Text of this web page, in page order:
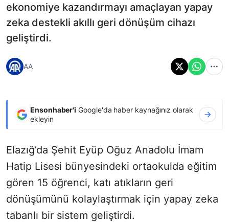
ekonomiye kazandırmayı amaçlayan yapay
zeka destekli akıllı geri dönüşüm cihazı
geliştirdi.
AA
Ensonhaber'i Google'da haber kaynağınız olarak
ekleyin
Elazığ’da Şehit Eyüp Oğuz Anadolu İmam
Hatip Lisesi bünyesindeki ortaokulda eğitim
gören 15 öğrenci, katı atıkların geri
dönüşümünü kolaylaştırmak için yapay zeka
tabanlı bir sistem geliştirdi.